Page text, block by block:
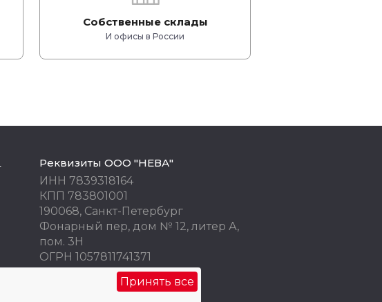
Принять все
Собственные склады
И офисы в России
Реквизиты ООО "НЕВА"
ИНН 7839318164
КПП 783801001
190068, Санкт-Петербург
Фонарный пер, дом № 12, литер А,
пом. 3Н
ОГРН 1057811741371
ОКПО 77676245